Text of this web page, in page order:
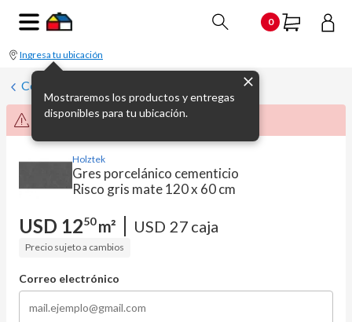
0
Ingresa tu ubicación
Mostraremos los productos y entregas
disponibles para tu ubicación.
Cerámica de interior
Producto no disponible momentáneamente
Holztek
Gres porcelánico cementicio
Risco gris mate 120 x 60 cm
USD 1250 m² USD 27 caja
Precio sujeto a cambios
Correo electrónico